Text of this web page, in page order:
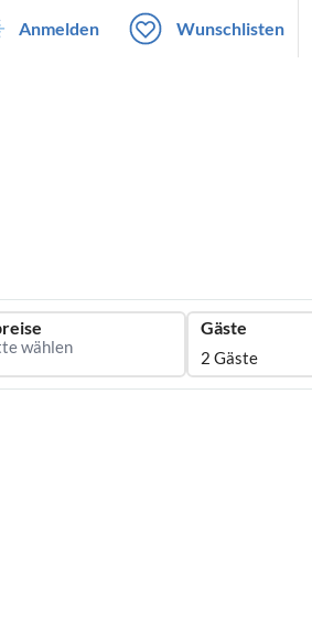
Anmelden Wunschlisten
Gäste
2 Gäste